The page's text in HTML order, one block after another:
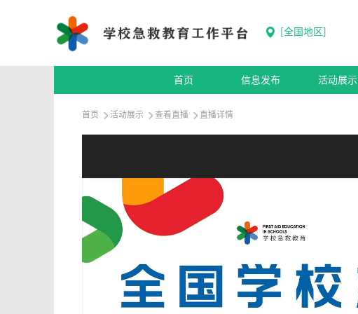
全国地区
首页 信息发布 活动展示
首页 活动展示 查看直播 直播详情